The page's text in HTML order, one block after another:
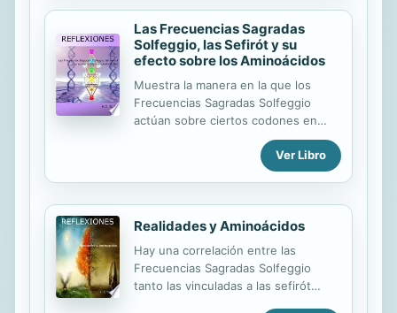
vivimos.
Las Frecuencias Sagradas
Solfeggio, las Sefirót y su
efecto sobre los Aminoácidos
Muestra la manera en la que los
Frecuencias Sagradas Solfeggio
actúan sobre ciertos codones en
cada aminoácido para facilitar la
expansión de la conciencia al
relacionar las realidades alternas y
Ver Libro
Realidades y Aminoácidos
Hay una correlación entre las
Frecuencias Sagradas Solfeggio
tanto las vinculadas a las sefirót